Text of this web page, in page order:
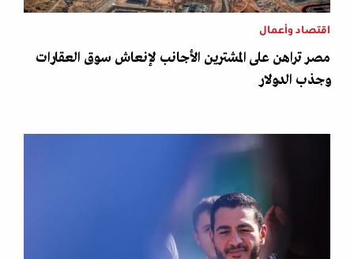
اقتصاد وأعمال
مصر تراهن على المشترين الأجانب لإنعاش سوق العقارات
وجذب الدولار